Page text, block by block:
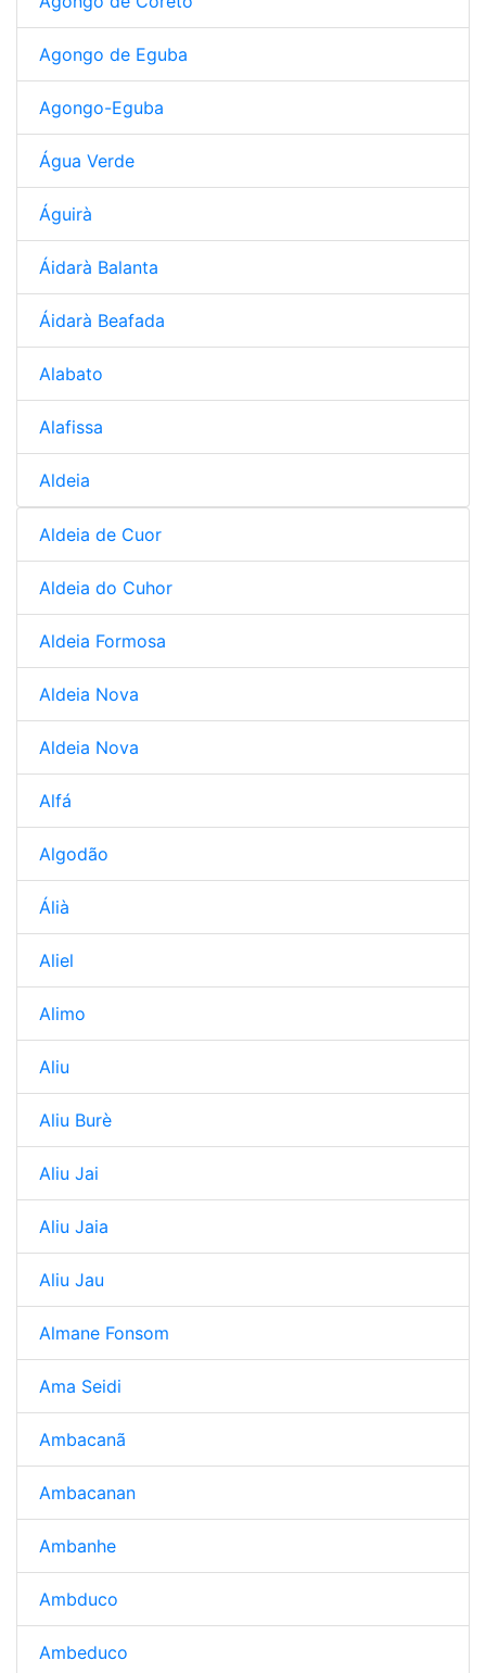
Agongo de Eguba
Agongo-Eguba
Água Verde
Águirà
Áidarà Balanta
Áidarà Beafada
Alabato
Alafissa
Aldeia
Aldeia de Cuor
Aldeia do Cuhor
Aldeia Formosa
Aldeia Nova
Aldeia Nova
Alfá
Algodão
Álià
Aliel
Alimo
Aliu
Aliu Burè
Aliu Jai
Aliu Jaia
Aliu Jau
Almane Fonsom
Ama Seidi
Ambacanã
Ambacanan
Ambanhe
Ambduco
Ambeduco